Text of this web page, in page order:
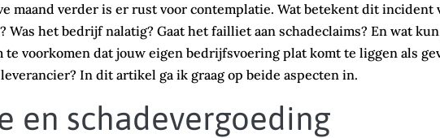
maand verder is er rust voor contemplatie. Wat betekent dit incident
Was het bedrijf nalatig? Gaat het failliet aan schadeclaims? En wat
te voorkomen dat jouw eigen bedrijfsvoering plat komt te liggen als
In dit artikel ga ik graag op beide aspecten in.
en schadevergoeding